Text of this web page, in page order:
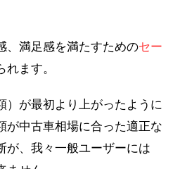
、満足感を満たすためのセー
れます。
）が最初より上がったように
が中古車相場に合った適正な
が、我々一般ユーザーには